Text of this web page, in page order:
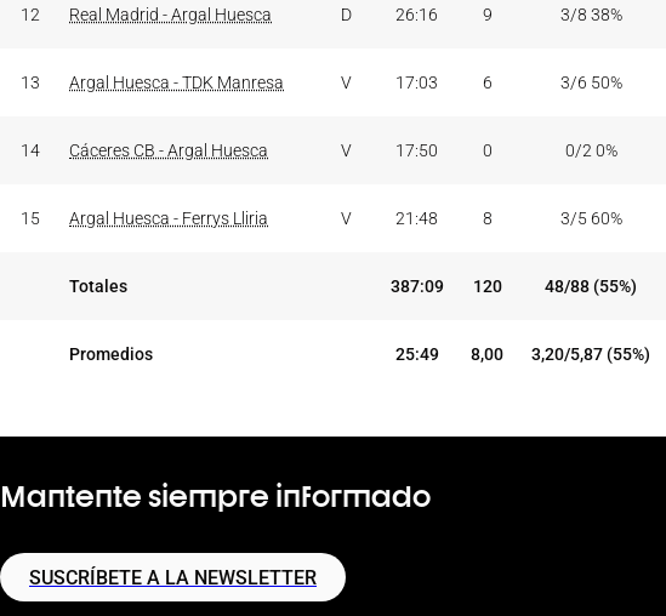
12 Real Madrid - Argal Huesca D 26:16 9 3/8 38%
13 Argal Huesca - TDK Manresa V 17:03 6 3/6 50%
14 Cáceres CB - Argal Huesca V 17:50 0 0/2 0%
15 Argal Huesca - Ferrys Lliria V 21:48 8 3/5 60%
Totales 387:09 120 48/88 (55%)
Promedios 25:49 8,00 3,20/5,87 (55%)
Mantente siempre informado
SUSCRÍBETE A LA NEWSLETTER